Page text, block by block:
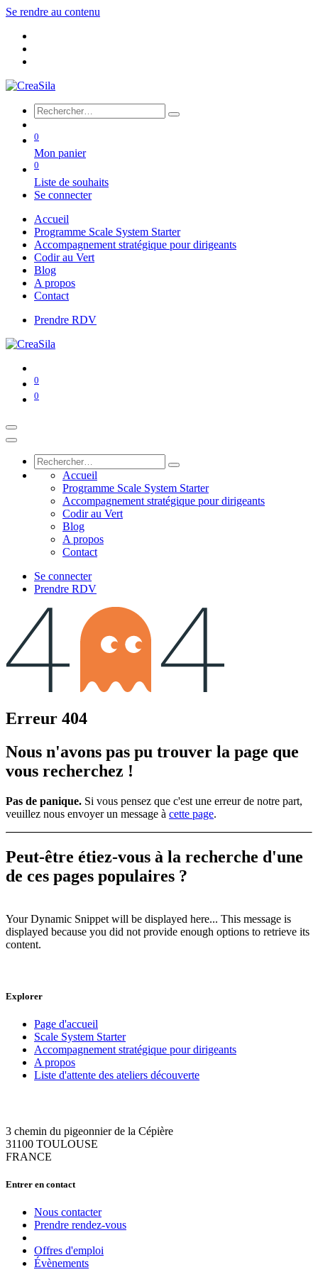
Se rendre au contenu
0
Mon panier
0
Liste de souhaits
Se connecter
Accueil
Programme Scale System Starter
Accompagnement stratégique pour dirigeants
Codir au Vert
Blog
A propos
Contact
Prendre RDV
0
0
Accueil
Programme Scale System Starter
Accompagnement stratégique pour dirigeants
Codir au Vert
Blog
A propos
Contact
Se connecter
Prendre RDV
Erreur 404
Nous n'avons pas pu trouver la page que
vous recherchez !
Pas de panique. Si vous pensez que c'est une erreur de notre part,
veuillez nous envoyer un message à cette page.
Peut-être étiez-vous à la recherche d'une
de ces pages populaires ?
Your Dynamic Snippet will be displayed here... This message is
displayed because you did not provide enough options to retrieve its
content.
Explorer
Page d'accueil
Scale System Starter
Accompagnement stratégique pour dirigeants
A propos
Liste d'attente des ateliers découverte
3 chemin du pigeonnier de la Cépière
31100 TOULOUSE
FRANCE
Entrer en contact
Nous contacter
Prendre rendez-vous
Offres d'emploi
Évènements